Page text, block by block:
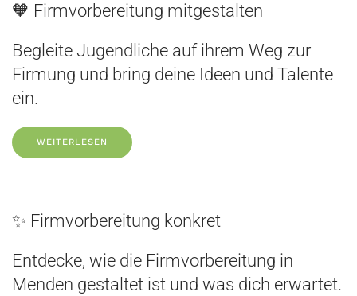
🧡 Firmvorbereitung mitgestalten
Begleite Jugendliche auf ihrem Weg zur
Firmung und bring deine Ideen und Talente
ein.
WEITERLESEN
✨ Firmvorbereitung konkret
Entdecke, wie die Firmvorbereitung in
Menden gestaltet ist und was dich erwartet.